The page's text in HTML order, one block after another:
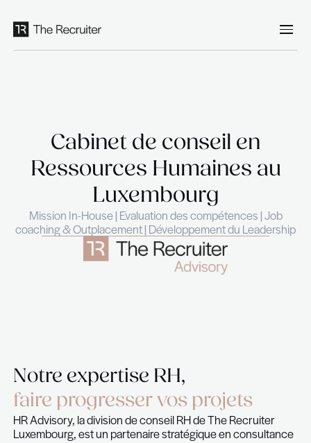
Cabinet de conseil
Ressources
Luxembourg
Mission In-House | Evaluation des